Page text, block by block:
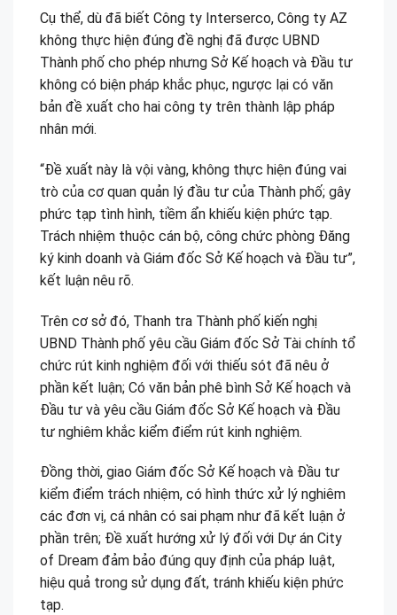
Cụ thể, dù đã biết Công ty Interserco, Công ty AZ
không thực hiện đúng đề nghị đã được UBND
Thành phố cho phép nhưng Sở Kế hoạch và Đầu tư
không có biện pháp khắc phục, ngược lại có văn
bản đề xuất cho hai công ty trên thành lập pháp
nhân mới.
“Đề xuất này là vội vàng, không thực hiện đúng vai
trò của cơ quan quản lý đầu tư của Thành phố; gây
phức tạp tình hình, tiềm ẩn khiếu kiện phức tạp.
Trách nhiệm thuộc cán bộ, công chức phòng Đăng
ký kinh doanh và Giám đốc Sở Kế hoạch và Đầu tư”,
kết luận nêu rõ.
Trên cơ sở đó, Thanh tra Thành phố kiến nghị
UBND Thành phố yêu cầu Giám đốc Sở Tài chính tổ
chức rút kinh nghiệm đối với thiếu sót đã nêu ở
phần kết luận; Có văn bản phê bình Sở Kế hoạch và
Đầu tư và yêu cầu Giám đốc Sở Kế hoạch và Đầu
tư nghiêm khắc kiểm điểm rút kinh nghiệm.
Đồng thời, giao Giám đốc Sở Kế hoạch và Đầu tư
kiểm điểm trách nhiệm, có hình thức xử lý nghiêm
các đơn vị, cá nhân có sai phạm như đã kết luận ở
phần trên; Đề xuất hướng xử lý đối với Dự án City
of Dream đảm bảo đúng quy định của pháp luật,
hiệu quả trong sử dụng đất, tránh khiếu kiện phức
tạp.